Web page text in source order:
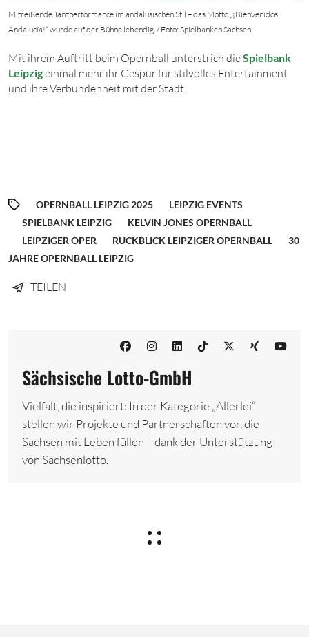
Mitreißende Tanzperformance im andalusischen Stil – das Motto „¡Bienvenidos,
Andalucía!“ wurde auf der Bühne lebendig. / Foto: Spielbanken Sachsen
Mit ihrem Auftritt beim Opernball unterstrich dieSpielbank
Leipzigeinmal mehr ihr Gespür für stilvolles Entertainment
und ihre Verbundenheit mit der Stadt.
OPERNBALL LEIPZIG 2025
LEIPZIG EVENTS
SPIELBANK LEIPZIG
KELVIN JONES OPERNBALL
LEIPZIGER OPER
RÜCKBLICK LEIPZIGER OPERNBALL
30
JAHRE OPERNBALL LEIPZIG
TEILEN
Sächsische Lotto-GmbH
Vielfalt, die inspiriert: In der Kategorie „Allerlei“
stellen wir Projekte und Partnerschaften vor, die
Sachsen mit Leben füllen – dank der Unterstützung
von Sachsenlotto.